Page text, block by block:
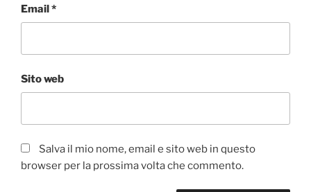
Email*
Sito web
Salva il mio nome, email e sito web in questo
browser per la prossima volta che commento.